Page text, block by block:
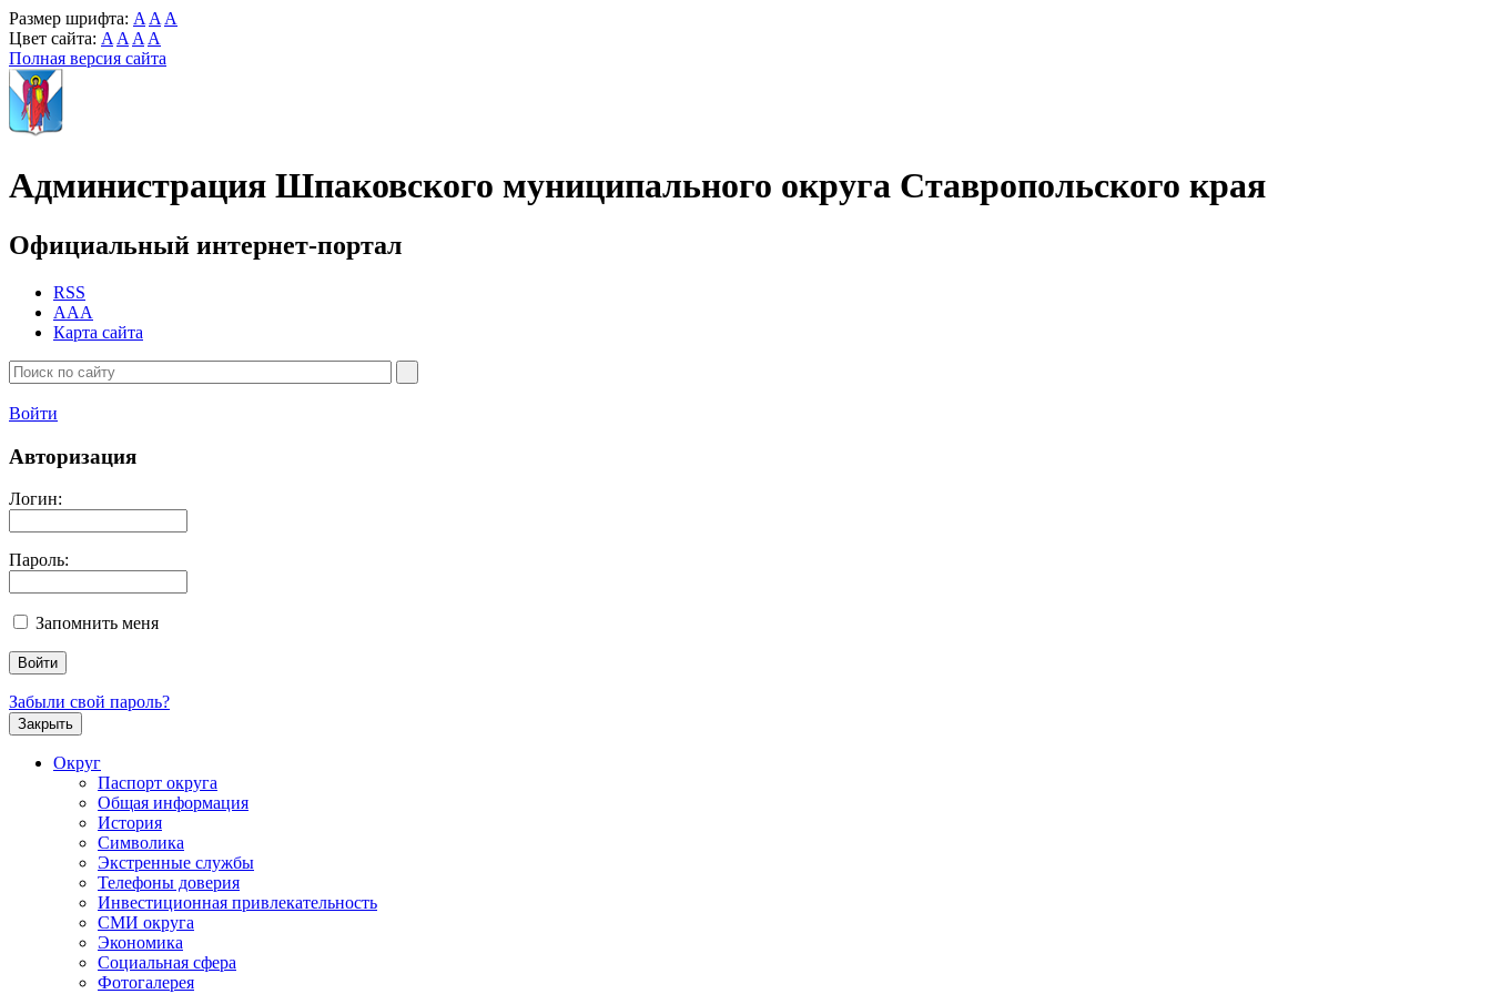
Размер шрифта: A A A
Цвет сайта: A A A A
Полная версия сайта
Администрация Шпаковского муниципального округа Ставропольского края
Официальный интернет-портал
RSS
AAA
Карта сайта
Войти
Авторизация
Логин:
Пароль:
Запомнить меня
Забыли свой пароль?
Закрыть
Округ
Паспорт округа
Общая информация
История
Символика
Экстренные службы
Телефоны доверия
Инвестиционная привлекательность
СМИ округа
Экономика
Социальная сфера
Фотогалерея